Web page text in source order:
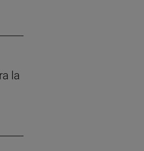
la